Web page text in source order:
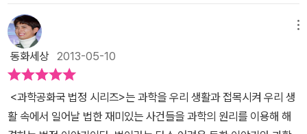
쓰려고 문구점에서 모든펜 씨는 최고인기 볼펜을 권했고 우주는 물론
천국에서도 써지는 볼펜이라는 말을 듣고 한 다스를 사서 넣고 가방
에서 펜을 꺼내 공책에 쓰는 데 12자루가 모두 안 써져 결국 모든펜을
물리법정에 고소했다.2장은 SPF 지수 높은게 좋을까 낮은 게 좋을
까?(10장 다 쓰려고 했으나 너무 많아서 2장만 쓴다.)제목: 화끈화끈
내 얼굴 물어내 이 것은 전깜시 군 이다. 이 군은 얼굴이 좀 까만것 빼
고 다 좋은 학생이다. 그 이유는 그는 피부 관리를 잘하고 워트와 유머
동화세상2013-05-10
<과학공화국 법정 시리즈>는 과학을 우리 생활과 접목시켜 우리 생
활 속에서 일어날 법한 재미있는 사건들을 과학의 원리를 이용해 해